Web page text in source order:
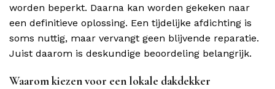
worden beperkt. Daarna kan worden gekeken naar
een definitieve oplossing. Een tijdelijke afdichting is
soms nuttig, maar vervangt geen blijvende reparatie.
Juist daarom is deskundige beoordeling belangrijk.
Waarom kiezen voor een lokale dakdekker